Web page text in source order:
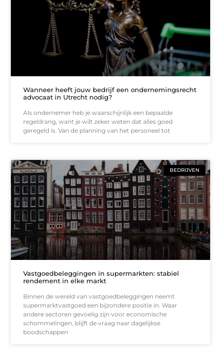
Wanneer heeft jouw bedrijf een ondernemingsrecht
advocaat in Utrecht nodig?
Als ondernemer heb je waarschijnlijk een bepaalde
regeldrang, want je wilt zeker weten dat alles goed
geregeld is. Van de planning van het personeel tot
BEDRIJVEN
Vastgoedbeleggingen in supermarkten: stabiel
rendement in elke markt
Binnen de wereld van vastgoedbeleggingen neemt
supermarktvastgoed een bijzondere positie in. Waar
andere sectoren gevoelig zijn voor economische
schommelingen, blijft de vraag naar dagelijkse
boodschappen